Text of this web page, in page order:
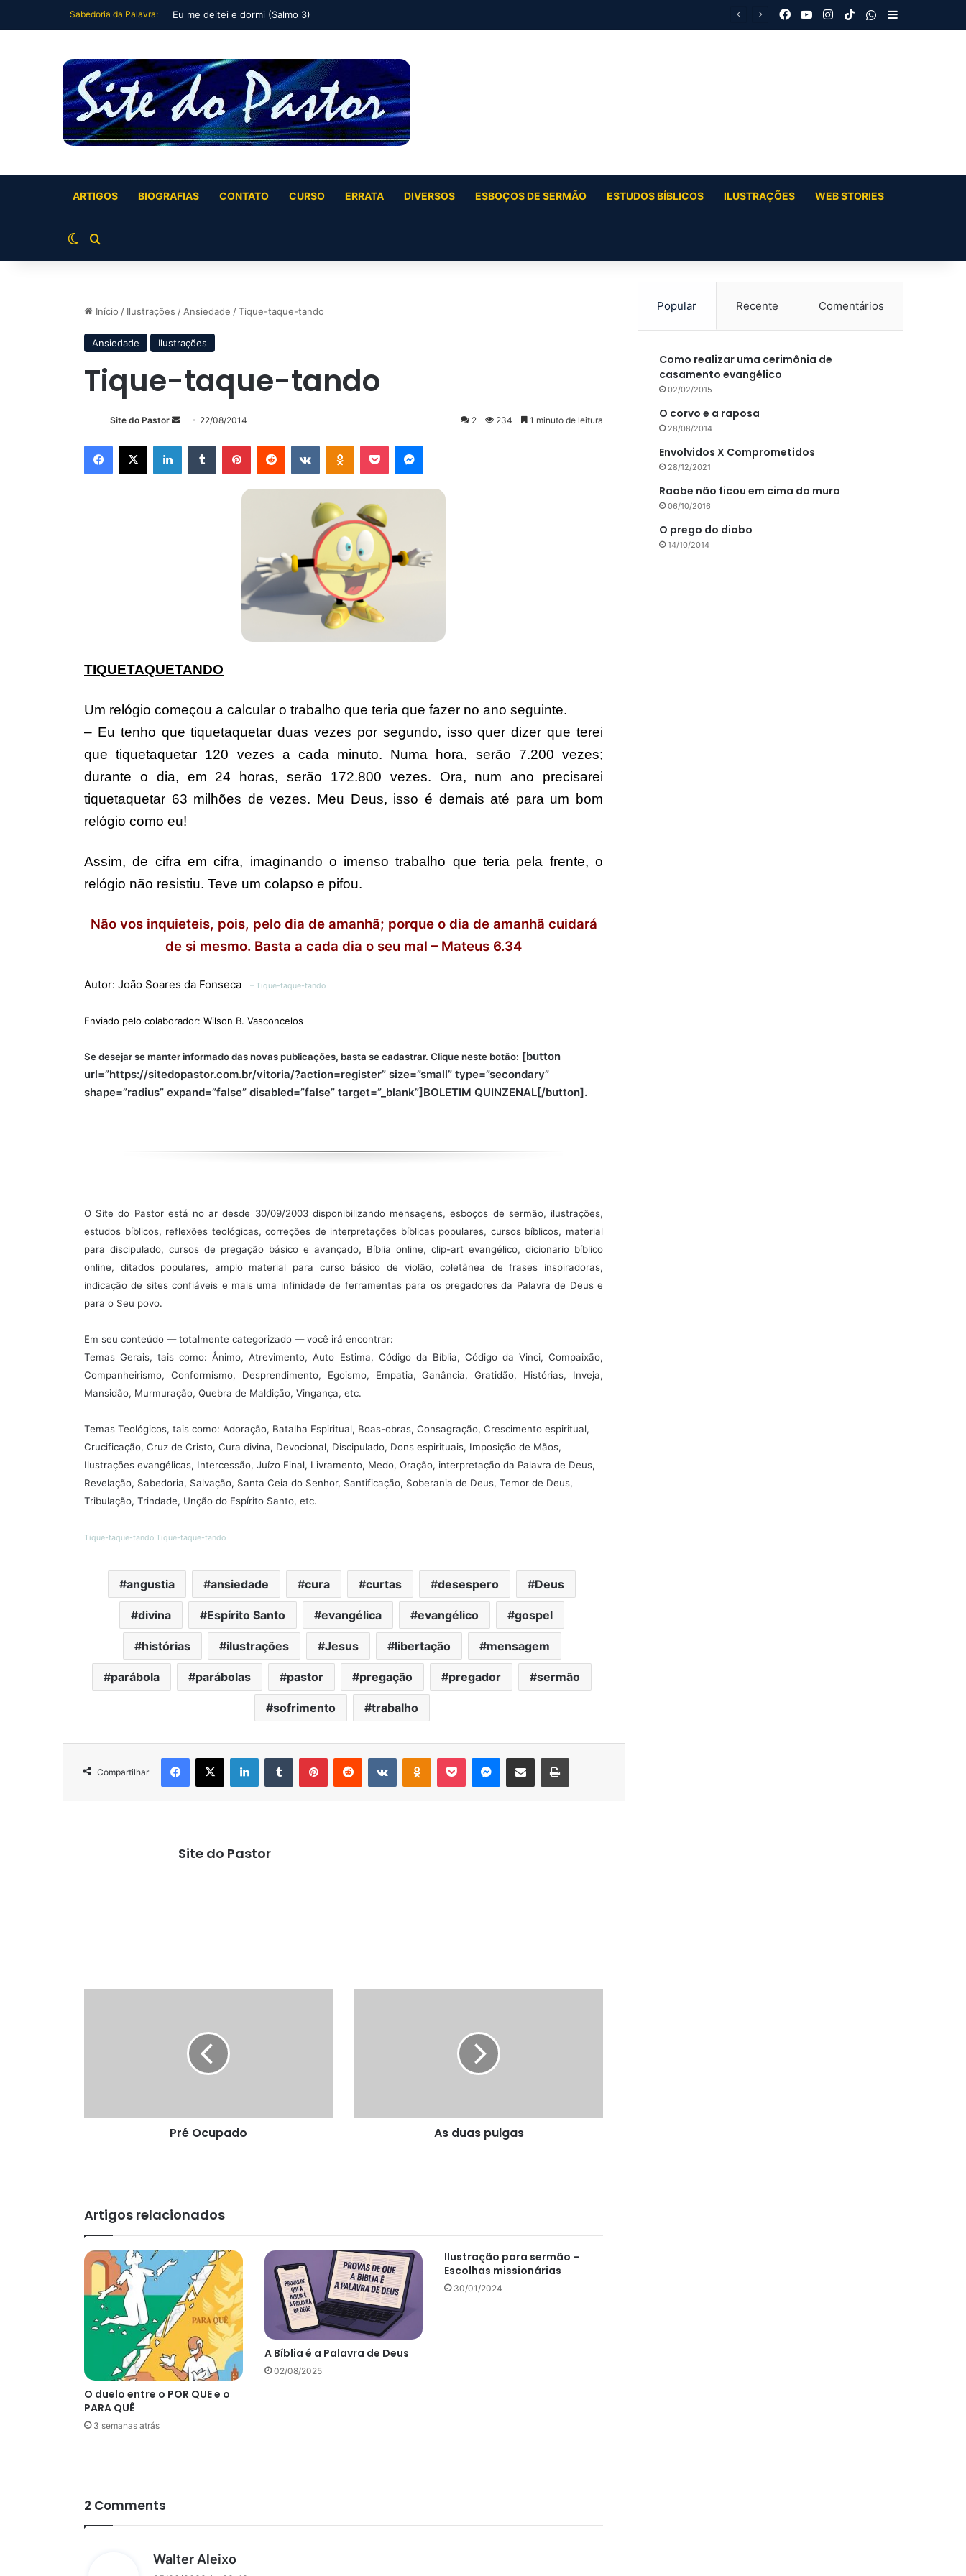
Sabedoria da Palavra: Eu me deitei e dormi (Salmo 3) Facebook
YouTubeInstagram
TikTokWhatsApp
Barra Lateral
ARTIGOS BIOGRAFIAS CONTATO CURSO ERRATA DIVERSOS ESBOÇOS DE SERMÃO ESTUDOS BÍBLICOS ILUSTRAÇÕES WEB STORIES
Switch skin
Buscar por
Início / Ilustrações / Ansiedade /Tique-taque-tando
Ansiedade Ilustrações
Tique-taque-tando
Site do Pastor
Mande
mail
22/08/2014 2 234 1 minuto de leitura
Facebook
X LinkedinTumblr PinterestReddit VK OK Pocket Messenger
TIQUETAQUETANDO
Um relógio começou a calcular o trabalho que teria que fazer no ano seguinte.
– Eu tenho que tiquetaquetar duas vezes por segundo, isso quer dizer que terei
que tiquetaquetar 120 vezes a cada minuto. Numa hora, serão 7.200 vezes;
durante o dia, em 24 horas, serão 172.800 vezes. Ora, num ano precisarei
tiquetaquetar 63 milhões de vezes. Meu Deus, isso é demais até para um bom
relógio como eu!
Assim, de cifra em cifra, imaginando o imenso trabalho que teria pela frente, o
relógio não resistiu. Teve um colapso e pifou.
Não vos inquieteis, pois, pelo dia de amanhã; porque o dia de amanhã cuidará
de si mesmo. Basta a cada dia o seu mal – Mateus 6.34
Autor: João Soares da Fonseca – Tique-taque-tando
Enviado pelo colaborador: Wilson B. Vasconcelos
Se desejar se manter informado das novas publicações, basta se cadastrar. Clique neste botão: [button
url=”https://sitedopastor.com.br/vitoria/?action=register” size=”small” type=”secondary”
shape=”radius” expand=”false” disabled=”false” target=”_blank”]BOLETIM QUINZENAL[/button].
O Site do Pastor está no ar desde 30/09/2003 disponibilizando mensagens, esboços de sermão, ilustrações,
estudos bíblicos, reflexões teológicas, correções de interpretações bíblicas populares, cursos bíblicos, material
para discipulado, cursos de pregação básico e avançado, Bíblia online, clip-art evangélico, dicionario bíblico
online, ditados populares, amplo material para curso básico de violão, coletânea de frases inspiradoras,
indicação de sites confiáveis e mais uma infinidade de ferramentas para os pregadores da Palavra de Deus e
para o Seu povo.
Em seu conteúdo — totalmente categorizado — você irá encontrar:
Temas Gerais, tais como: Ânimo, Atrevimento, Auto Estima, Código da Bíblia, Código da Vinci, Compaixão,
Companheirismo, Conformismo, Desprendimento, Egoismo, Empatia, Ganância, Gratidão, Histórias, Inveja,
Mansidão, Murmuração, Quebra de Maldição, Vingança, etc.
Temas Teológicos, tais como: Adoração, Batalha Espiritual, Boas-obras, Consagração, Crescimento espiritual,
Crucificação, Cruz de Cristo, Cura divina, Devocional, Discipulado, Dons espirituais, Imposição de Mãos,
Ilustrações evangélicas, Intercessão, Juízo Final, Livramento, Medo, Oração, interpretação da Palavra de Deus,
Revelação, Sabedoria, Salvação, Santa Ceia do Senhor, Santificação, Soberania de Deus, Temor de Deus,
Tribulação, Trindade, Unção do Espírito Santo, etc.
Tique-taque-tando Tique-taque-tando
angustia ansiedade cura curtas desespero Deus
divina Espírito Santo evangélica evangélico gospel
histórias ilustrações Jesus libertação mensagem
parábola parábolas pastor pregação pregador sermão
sofrimento trabalho
Compartilhar
Facebook
X LinkedinTumblr PinterestReddit VK OK Pocket Messenger
Compartilhar via e-mail Imprimir
Site do Pastor
Pré Ocupado As duas pulgas
Artigos relacionados
O duelo entre o POR QUE e o
PARA QUÊ
3 semanas atrás
A Bíblia é a Palavra de Deus
02/08/2025
Ilustração para sermão –
Escolhas missionárias
30/01/2024
2 Comments
Walter Aleixo
Popular Recente Comentários
Como realizar uma cerimônia de
casamento evangélico
02/02/2015
O corvo e a raposa
28/08/2014
Envolvidos X Comprometidos
28/12/2021
Raabe não ficou em cima do muro
06/10/2016
O prego do diabo
14/10/2014